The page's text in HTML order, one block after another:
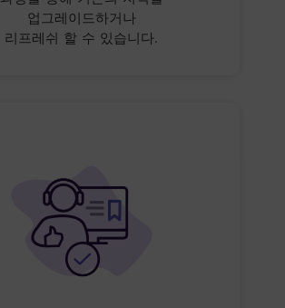
업그레이드하거나
리프레쉬 할 수 있습니다.